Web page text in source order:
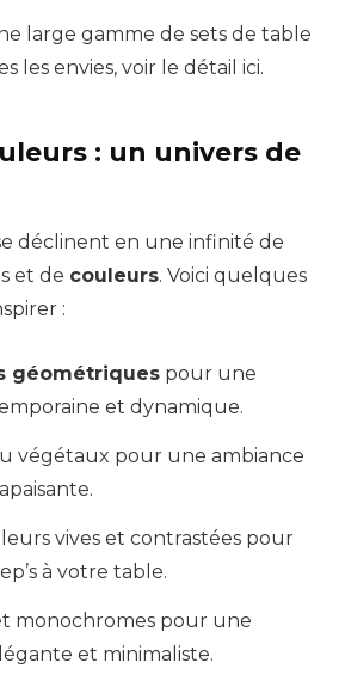
large gamme de sets de table
les envies, voir le détail ici.
: un univers de
déclinent en une infinité de
et de couleurs. Voici quelques
:
géométriques pour une
et dynamique.
végétaux pour une ambiance
vives et contrastées pour
à votre table.
monochromes pour une
et minimaliste.